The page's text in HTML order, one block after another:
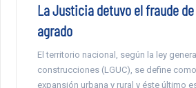
La Justicia detuvo el fraude
agrado
El territorio nacional, según la ley
construcciones (LGUC), se define
expansión urbana y rural y éste último